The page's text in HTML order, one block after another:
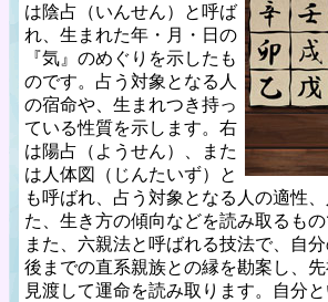
は陰占（いんせん）と呼ば
れ、生まれた年・月・日の
『気』のめぐりを示したも
のです。占う対象となる人
の宿命や、生まれつき持っ
ている性質を示します。右
は陽占（ようせん）、また
は人体図（じんたいず）と
も呼ばれ、占う対象となる人の適性
た、生き方の傾向などを読み取るもの
また、六親法と呼ばれる技法で、自
後までの直系親族との縁を勘案し、
見渡して運命を読み取ります。自分